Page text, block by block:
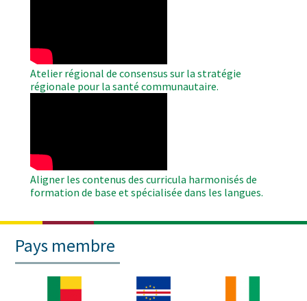
Atelier régional de consensus sur la stratégie
régionale pour la santé communautaire.
Aligner les contenus des curricula harmonisés de
formation de base et spécialisée dans les langues.
Pays membre
Image